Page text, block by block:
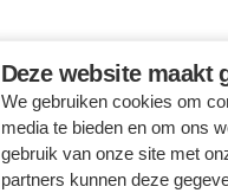
Deze website maakt
We gebruiken cookies om
media te bieden en om ons
gebruik van onze site met
partners kunnen deze